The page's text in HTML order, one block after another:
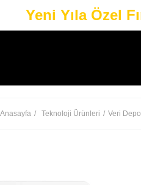
Yeni Yıla Özel
Anasayfa Teknoloji Ürünleri Veri